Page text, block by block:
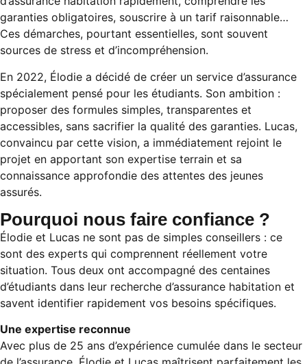
garanties obligatoires, souscrire à un tarif raisonnable…
Ces démarches, pourtant essentielles, sont souvent
sources de stress et d’incompréhension.
En 2022, Élodie a décidé de créer un service d’assurance
spécialement pensé pour les étudiants. Son ambition :
proposer des formules simples, transparentes et
accessibles, sans sacrifier la qualité des garanties. Lucas,
convaincu par cette vision, a immédiatement rejoint le
projet en apportant son expertise terrain et sa
connaissance approfondie des attentes des jeunes
assurés.
Pourquoi nous faire confiance ?
Élodie et Lucas ne sont pas de simples conseillers : ce
sont des experts qui comprennent réellement votre
situation. Tous deux ont accompagné des centaines
d’étudiants dans leur recherche d’assurance habitation et
savent identifier rapidement vos besoins spécifiques.
Une expertise reconnue
Avec plus de 25 ans d’expérience cumulée dans le secteur